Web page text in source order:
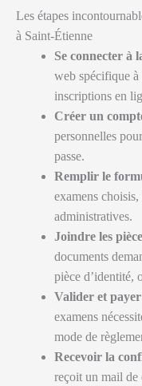
Les étapes
à Saint-Étienne
Se connecter à
web spécifique à
inscriptions en
Créer un
personnelles
passe.
Remplir le
examens
administratives.
Joindre les
documents
pièce d’identité,
Valider et payer
examens
mode de
Recevoir la
reçoit un mail